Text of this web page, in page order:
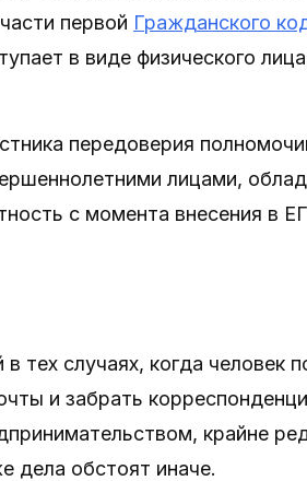
первой Гражданского
в виде физического
передоверия
лицами,
с момента внесения в
тех случаях, когда человек
и забрать
крайне
дела обстоят иначе.